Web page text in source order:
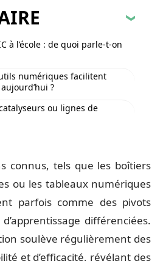
à l’école : de quoi parle-t-on
numériques facilitent
?
ou lignes de
connus, tels que les boîtiers
ou les tableaux numériques
parfois comme des pivots
différenciées.
soulève régulièrement des
et d’efficacité, révélant des